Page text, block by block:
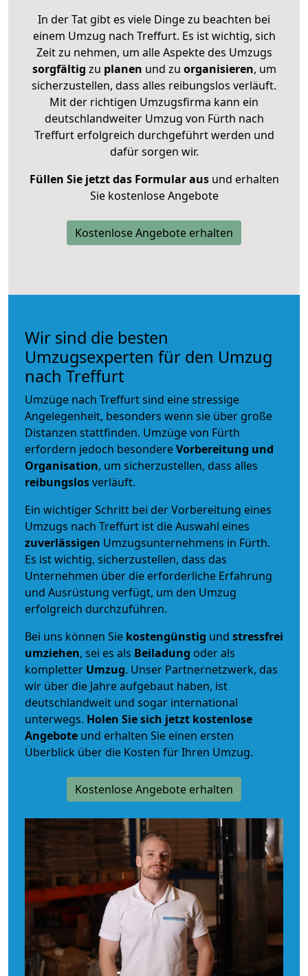
In der Tat gibt es viele Dinge zu beachten bei
einem Umzug nach Treffurt. Es ist wichtig, sich
Zeit zu nehmen, um alle Aspekte des Umzugs
sorgfältig zu planen und zu organisieren, um
sicherzustellen, dass alles reibungslos verläuft.
Mit der richtigen Umzugsfirma kann ein
deutschlandweiter Umzug von Fürth nach
Treffurt erfolgreich durchgeführt werden und
dafür sorgen wir.
Füllen Sie jetzt das Formular ausund erhalten
Sie kostenlose Angebote
Kostenlose Angebote erhalten
Wir sind die besten
Umzugsexperten für den Umzug
nach Treffurt
Umzüge nach Treffurt sind eine stressige
Angelegenheit, besonders wenn sie über große
Distanzen stattfinden. Umzüge von Fürth
erfordern jedoch besondereVorbereitung und
Organisation, um sicherzustellen, dass alles
reibungslosverläuft.
Ein wichtiger Schritt bei der Vorbereitung eines
Umzugs nach Treffurt ist die Auswahl eines
zuverlässigen Umzugsunternehmens in Fürth.
Es ist wichtig, sicherzustellen, dass das
Unternehmen über die erforderliche Erfahrung
und Ausrüstung verfügt, um den Umzug
erfolgreich durchzuführen.
Bei uns können Sie kostengünstig und stressfrei
umziehen, sei es als Beiladung oder als
kompletter Umzug. Unser Partnernetzwerk, das
wir über die Jahre aufgebaut haben, ist
deutschlandweit und sogar international
unterwegs. Holen Sie sich jetzt kostenlose
Angebote und erhalten Sie einen ersten
Überblick über die Kosten für Ihren Umzug.
Kostenlose Angebote erhalten